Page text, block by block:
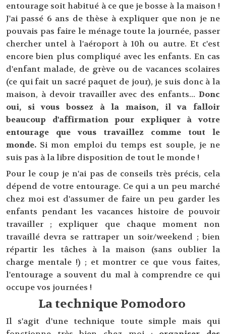
entourage soit habitué à ce que je bosse à la maison !
J'ai passé 6 ans de thèse à expliquer que non je ne
pouvais pas faire le ménage toute la journée, passer
chercher untel à l'aéroport à 10h ou autre. Et c'est
encore bien plus compliqué avec les enfants. En cas
d'enfant malade, de grève ou de vacances scolaires
(ce qui fait un sacré paquet de jour), je suis donc à la
maison, à devoir travailler avec des enfants... Donc
oui, si vous bossez à la maison, il va falloir
beaucoup d'affirmation pour expliquer à votre
entourage que vous travaillez comme tout le
monde. Si mon emploi du temps est souple, je ne
suis pas à la libre disposition de tout le monde !
Pour le coup je n'ai pas de conseils très précis, cela
dépend de votre entourage. Ce qui a un peu marché
chez moi est d'assumer de faire un peu garder les
enfants pendant les vacances histoire de pouvoir
travailler ; expliquer que chaque moment non
travaillé devra se rattraper un soir/weekend ; bien
répartir les tâches à la maison (sans oublier la
charge mentale !) ; et montrer ce que vous faites,
l'entourage a souvent du mal à comprendre ce qui
occupe vos journées !
La technique Pomodoro
Il s'agit d'une technique toute simple mais qui